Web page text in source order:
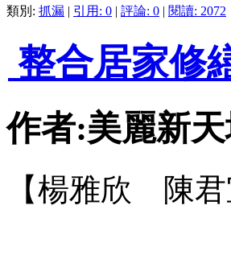
類別: 抓漏 | 引用: 0 | 評論: 0 | 閱讀: 2072
整合居家修
作者:美麗新天
【楊雅欣 陳君